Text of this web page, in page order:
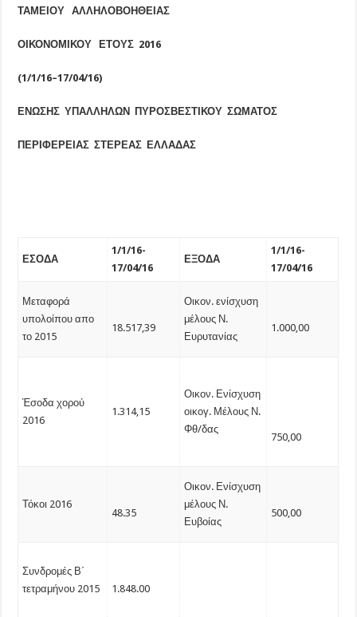
ΤΑΜΕΙΟΥ ΑΛΛΗΛΟΒΟΗΘΕΙΑΣ
ΟΙΚΟΝΟΜΙΚΟΥ ΕΤΟΥΣ 201 6
(1/1/1 6–17/04/1 6)
ΕΝΩΣΗΣ ΥΠΑΛΛΗΛΩΝ ΠΥΡΟΣΒΕΣΤΙΚΟΥ ΣΩΜΑΤΟΣ
ΠΕΡΙΦΕΡΕΙΑΣ ΣΤΕΡΕΑΣ ΕΛΛΑΔΑΣ
ΕΣΟΔΑ
1/1/1 6-
17/04/1 6
ΕΞΟΔΑ
1/1/1 6-
17/04/1 6
Μεταφορά
υπολοίπου απο
το 2015
18.517,39
Οικον. ενίσχυση
μέλους Ν.
Ευρυτανίας
1.000,00
Έσοδα χορού
2016
1.314,15
Οικον. Ενίσχυση
οικογ. Μέλους Ν.
Φθ/δας
750,00
Τόκοι 2016
48.35
Οικον. Ενίσχυση
μέλους Ν.
Ευβοίας
500,00
Συνδρομές Β΄
τετραμήνου 2015
1.848.00